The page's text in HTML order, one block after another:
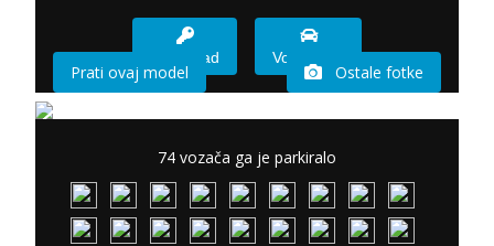
Imam sad Vozio sam
Prati ovaj model Ostale fotke
74 vozača ga je parkiralo